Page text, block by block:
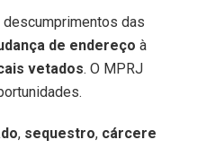
das
de endereço à
vetados. O MPRJ
, sequestro, cárcere